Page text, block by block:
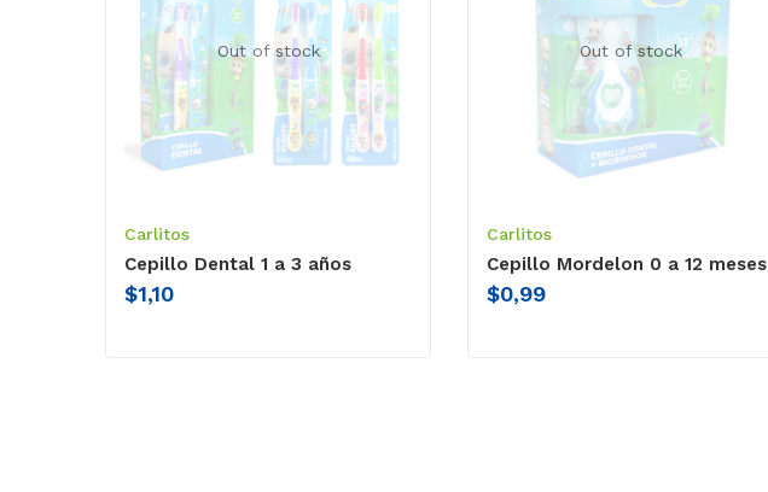
Out of stock
Carlitos
Cepillo Dental 1 a 3 años
$1,10
Out of stock
Carlitos
Cepillo Mordelon 0 a 12 meses
$0,99